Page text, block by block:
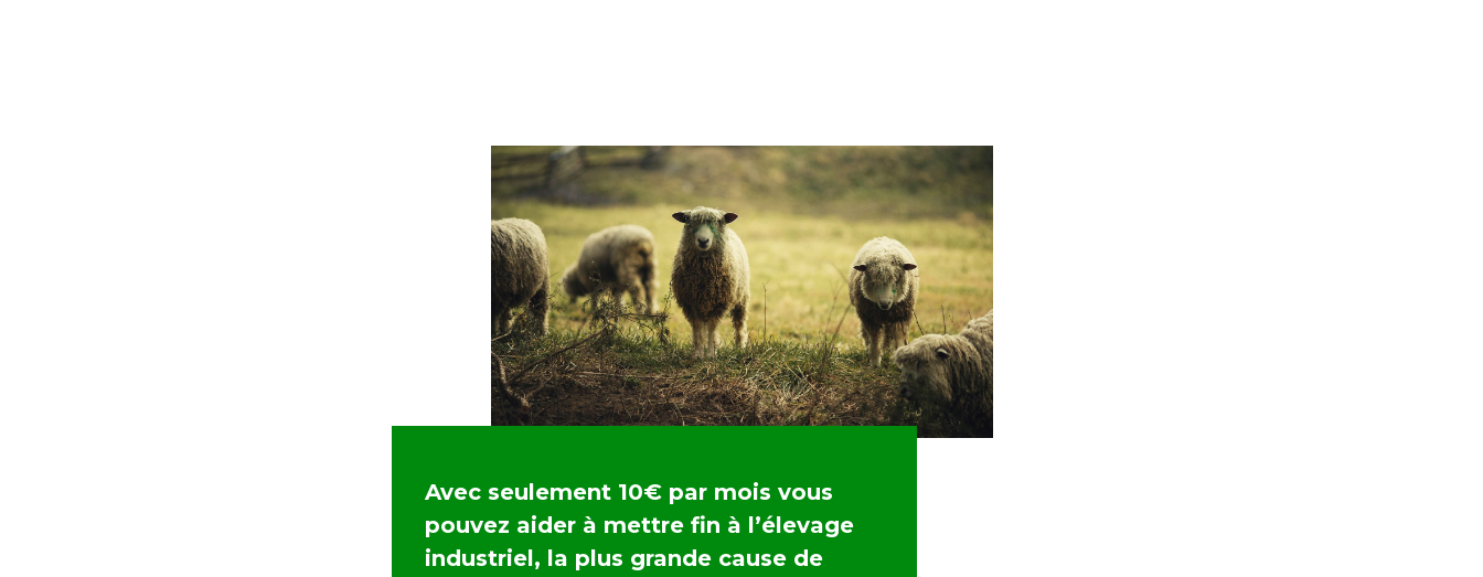
Avec seulement 10€ par mois vous
pouvez aider à mettre fin à l’élevage
industriel, la plus grande cause de